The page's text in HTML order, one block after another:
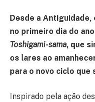
Desde a
no primeiro dia do
Toshigami-sama, que
os lares ao
para o novo ciclo que
Inspirado pela ação